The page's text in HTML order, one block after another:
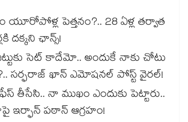
యూరోపోళ్ల పెత్తనం?.. 28 ఏళ్ల తర్వాత
దక్కని ఛాన్స్!
సెట్ కాదేమో.. అందుకే నాకు చోటు
సర్ఫరాజ్ ఖాన్ ఎమోషనల్ పోస్ట్ వైరల్!
తీసేసి.. నా ముఖం ఎందుకు పెట్టారు..
పఠాన్ ఆగ్రహం!